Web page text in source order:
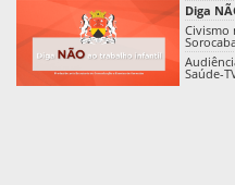
Diga
Civismo
Saúde-